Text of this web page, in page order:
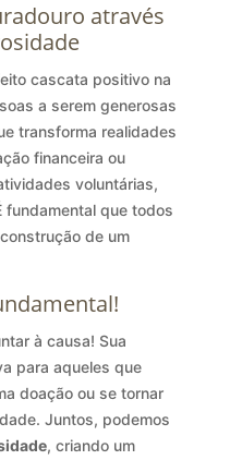
através
cascata positivo na
a serem generosas
transforma realidades
financeira ou
voluntárias,
fundamental que todos
de um
à causa! Sua
para aqueles que
doação ou se tornar
Juntos, podemos
, criando um